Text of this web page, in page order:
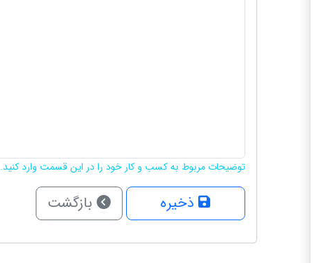
توضیحات مربوط به کسب و کار خود را در این قسمت وارد کنید.
ذخیره بازگشت